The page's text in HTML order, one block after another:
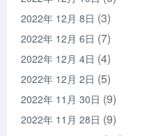
2022年 12月 8日 (3)
2022年 12月 6日 (7)
2022年 12月 4日 (4)
2022年 12月 2日 (5)
2022年 11月 30日 (9)
2022年 11月 28日 (9)